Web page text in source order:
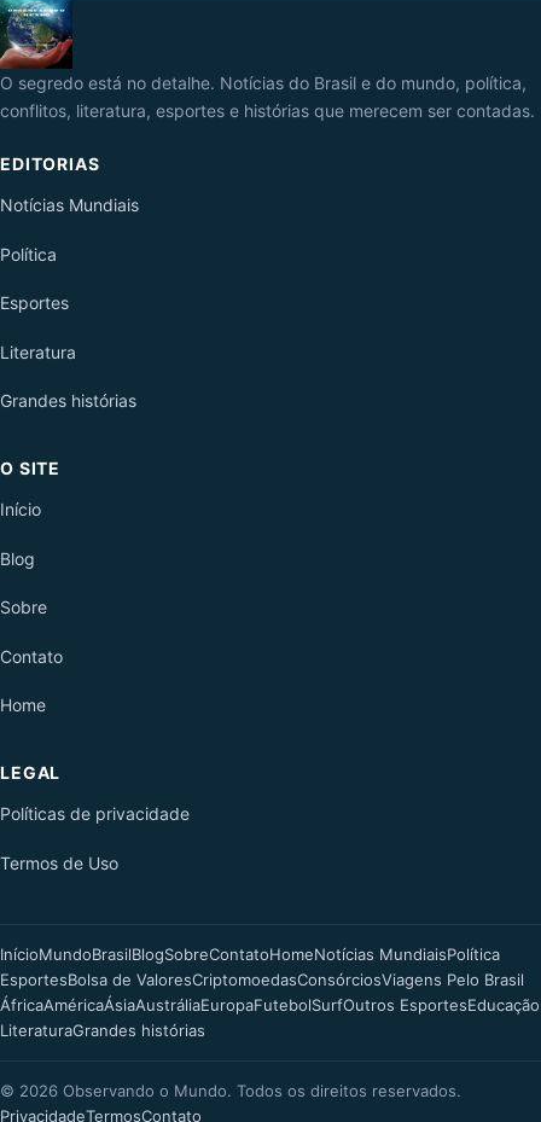
O segredo está no detalhe. Notícias do Brasil e do mundo, política,
conflitos, literatura, esportes e histórias que merecem ser contadas.
EDITORIAS
Notícias Mundiais
Política
Esportes
Literatura
Grandes histórias
O SITE
Início
Blog
Sobre
Contato
Home
LEGAL
Políticas de privacidade
Termos de Uso
InícioMundoBrasilBlogSobreContatoHomeNotícias MundiaisPolítica
EsportesBolsa de ValoresCriptomoedasConsórciosViagens Pelo Brasil
ÁfricaAméricaÁsiaAustráliaEuropaFutebolSurfOutros EsportesEducação
LiteraturaGrandes histórias
© 2026 Observando o Mundo. Todos os direitos reservados.
PrivacidadeTermosContato